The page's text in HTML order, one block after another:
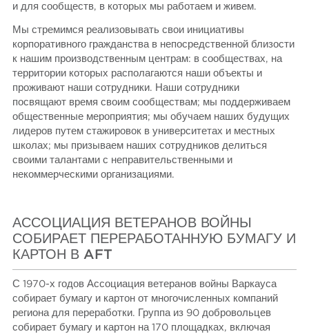
и для сообществ, в которых мы работаем и живем.
Мы стремимся реализовывать свои инициативы
корпоративного гражданства в непосредственной близости
к нашим производственным центрам: в сообществах, на
территории которых располагаются наши объекты и
проживают наши сотрудники. Наши сотрудники
посвящают время своим сообществам; мы поддерживаем
общественные мероприятия; мы обучаем наших будущих
лидеров путем стажировок в университетах и местных
школах; мы призываем наших сотрудников делиться
своими талантами с неправительственными и
некоммерческими организациями.
АССОЦИАЦИЯ ВЕТЕРАНОВ ВОЙНЫ
СОБИРАЕТ ПЕРЕРАБОТАННУЮ БУМАГУ И
КАРТОН В AFT
С 1970-х годов Ассоциация ветеранов войны Варкауса
собирает бумагу и картон от многочисленных компаний
региона для переработки. Группа из 90 добровольцев
собирает бумагу и картон на 170 площадках, включая